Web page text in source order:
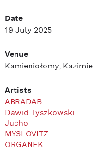
Date
19 July 2025
Venue
Kamieniołomy,
Artists
ABRADAB
Dawid Tyszkowski
Jucho
MYSLOVITZ
ORGANEK